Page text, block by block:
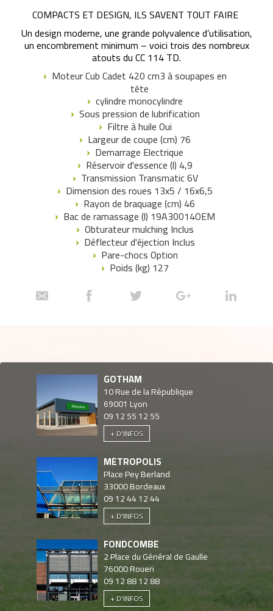
COMPACTS ET DESIGN, ILS SAVENT TOUT FAIRE
Un design moderne, une grande polyvalence d’utilisation,
un encombrement minimum – voici trois des nombreux
atouts du CC 114 TD.
Moteur Cub Cadet 420 cm3 à soupapes en
tête
cylindre monocylindre
Sous pression de lubrification
Filtre à huile Oui
Largeur de coupe (cm) 76
Demarrage Electrique
Réservoir d'essence (l) 4,9
Transmission Transmatic 6V
Dimension des roues 13x5 / 16x6,5
Rayon de braquage (cm) 46
Bac de ramassage (l) 19A30014OEM
Obturateur mulching Inclus
Déflecteur d'éjection Inclus
Pare-chocs Option
Poids (kg) 127
GOTHAM
10 Rue de la République
69001 Lyon
09 12 55 12 55
+ D'INFOS
MÉTROPOLIS
Place Pey Berland
33000Bordeaux
09 12 44 12 44
+ D'INFOS
FONDCOMBE
2 Place du Général de Gaulle
76000Rouen
09 12 88 12 88
+ D'INFOS